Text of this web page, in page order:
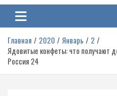
Главная 2020 Январь
2
Ядовитые конфеты: что получают
Россия 24